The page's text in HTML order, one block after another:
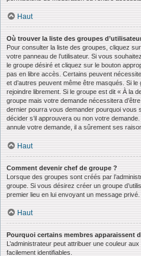
Haut
Où trouver la liste des groupes
Pour consulter la liste des groupes, cliquez
votre panneau de l’utilisateur. Si vous
le groupe désiré et cliquez sur le bouton
pas en libre accès. Certains peuvent
et d’autres peuvent même être masqués. Si
rejoindre librement. Si le groupe est dit « À la
groupe mais votre demande nécessitera
dernier pourra vous demander pourquoi vous
décider s’il approuvera ou non votre
annule votre demande, il a sûrement ses
Haut
Comment devenir chef de groupe ?
Lorsque des groupes sont créés par
groupe. Si vous désirez créer un groupe
premier lieu en lui envoyant un message privé.
Haut
Pourquoi certains membres apparaissent
L’administrateur peut attribuer une couleur
facilement identifiables.